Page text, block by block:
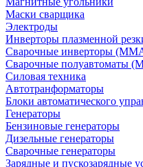
Маски сварщика
Электроды
Инверторы плазменной
Сварочные инверторы
Сварочные полуавтоматы
Силовая техника
Автотранформаторы
Блоки автоматического
Генераторы
Бензиновые генераторы
Дизельные генераторы
Сварочные генераторы
Зарядные и пускозарядные